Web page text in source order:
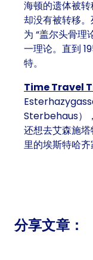
海顿的遗体被
却没有被转移
为 “盖尔头骨理
一理论。直到
特。
Time Travel
Sterbehaus）
还想去艾森施
里的埃斯特哈齐
分享文章：